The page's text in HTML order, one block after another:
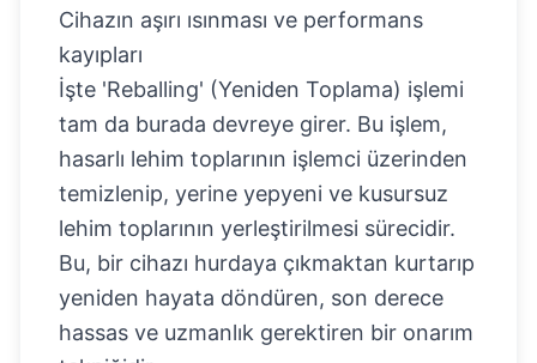
Cihazın aşırı ısınması ve performans
kayıpları
İşte 'Reballing' (Yeniden Toplama) işlemi
tam da burada devreye girer. Bu işlem,
hasarlı lehim toplarının işlemci üzerinden
temizlenip, yerine yepyeni ve kusursuz
lehim toplarının yerleştirilmesi sürecidir.
Bu, bir cihazı hurdaya çıkmaktan kurtarıp
yeniden hayata döndüren, son derece
hassas ve uzmanlık gerektiren bir onarım